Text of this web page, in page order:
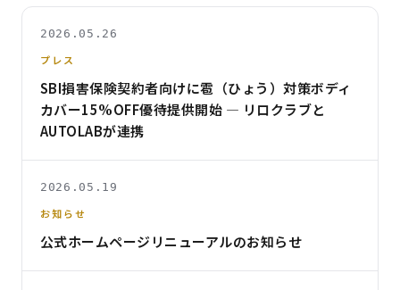
2026.05.26
プレス
SBI損害保険契約者向けに雹（ひょう）対策ボディ
カバー15%OFF優待提供開始 — リロクラブと
AUTOLABが連携
2026.05.19
お知らせ
公式ホームページリニューアルのお知らせ